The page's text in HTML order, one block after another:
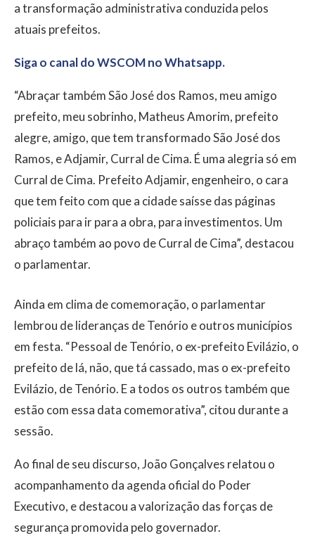
a transformação administrativa conduzida pelos
atuais prefeitos.
Siga o canal do WSCOM no Whatsapp.
“Abraçar também São José dos Ramos, meu amigo
prefeito, meu sobrinho, Matheus Amorim, prefeito
alegre, amigo, que tem transformado São José dos
Ramos, e Adjamir, Curral de Cima. É uma alegria só em
Curral de Cima. Prefeito Adjamir, engenheiro, o cara
que tem feito com que a cidade saísse das páginas
policiais para ir para a obra, para investimentos. Um
abraço também ao povo de Curral de Cima”, destacou
o parlamentar.
Ainda em clima de comemoração, o parlamentar
lembrou de lideranças de Tenório e outros municípios
em festa. “Pessoal de Tenório, o ex-prefeito Evilázio, o
prefeito de lá, não, que tá cassado, mas o ex-prefeito
Evilázio, de Tenório. E a todos os outros também que
estão com essa data comemorativa”, citou durante a
sessão.
Ao final de seu discurso, João Gonçalves relatou o
acompanhamento da agenda oficial do Poder
Executivo, e destacou a valorização das forças de
segurança promovida pelo governador.